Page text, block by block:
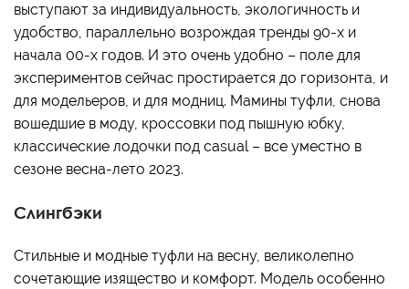
выступают за индивидуальность, экологичность и
удобство, параллельно возрождая тренды 90-х и
начала 00-х годов. И это очень удобно – поле для
экспериментов сейчас простирается до горизонта, и
для модельеров, и для модниц. Мамины туфли, снова
вошедшие в моду, кроссовки под пышную юбку,
классические лодочки под casual – все уместно в
сезоне весна-лето 2023.
Слингбэки
Стильные и модные туфли на весну, великолепно
сочетающие изящество и комфорт. Модель особенно